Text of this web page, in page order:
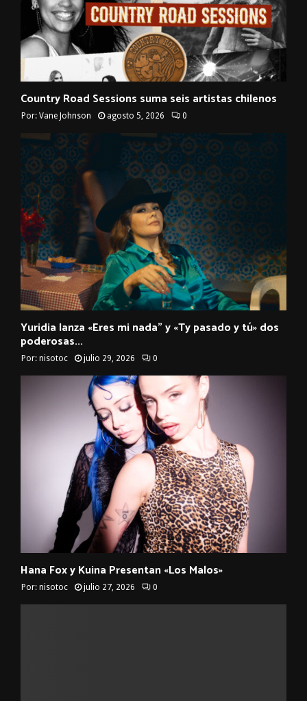
Country Road Sessions suma seis artistas chilenos
Por: Vane Johnson agosto 5, 2026 0
Yuridia lanza «Eres mi nada” y «Ty pasado y tú» dos
poderosas...
Por: nisotoc julio 29, 2026 0
Hana Fox y Kuina Presentan «Los Malos»
Por: nisotoc julio 27, 2026 0